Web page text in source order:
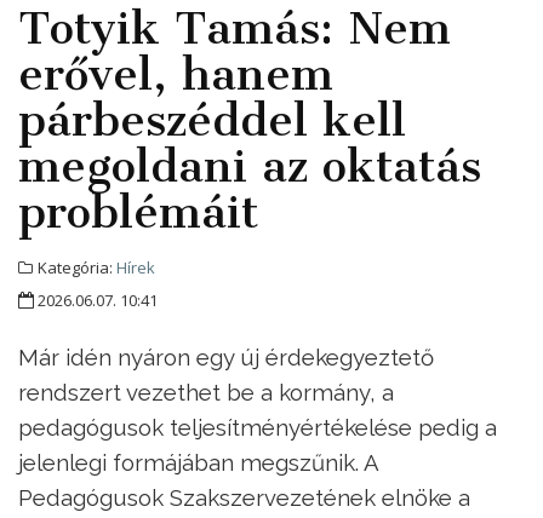
Totyik Tamás: Nem
erővel, hanem
párbeszéddel kell
megoldani az oktatás
problémáit
Kategória: Hírek
2026.06.07. 10:41
Már idén nyáron egy új érdekegyeztető
rendszert vezethet be a kormány, a
pedagógusok teljesítményértékelése pedig a
jelenlegi formájában megszűnik. A
Pedagógusok Szakszervezetének elnöke a